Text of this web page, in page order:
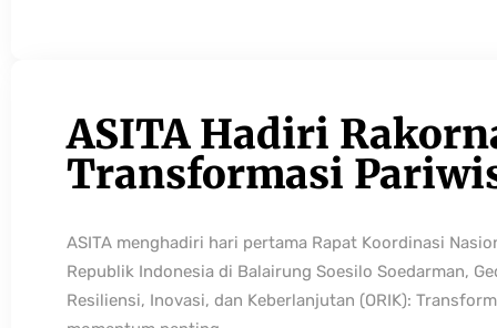
ASITA Hadiri
Transformasi
ASITA menghadiri hari pertama Rapat Koordinasi
Republik Indonesia di Balairung Soesilo Soedarman,
Resiliensi, Inovasi, dan Keberlanjutan (ORIK):